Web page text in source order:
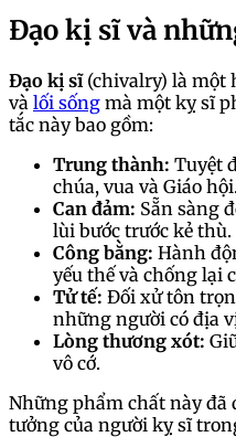
Đạo kị sĩ và
Đạo kị sĩ(chivalry) là một
và lối sống mà một kỵ sĩ
tắc này bao gồm:
Trung thành: Tuyệt
chúa, vua và Giáo hội.
Can đảm: Sẵn sàng
lùi bước trước kẻ thù.
Công bằng: Hành
yếu thế và chống lại
Tử tế: Đối xử tôn
những người có địa
Lòng thương xót:
vô cớ.
Những phẩm chất này
tưởng của người kỵ sĩ